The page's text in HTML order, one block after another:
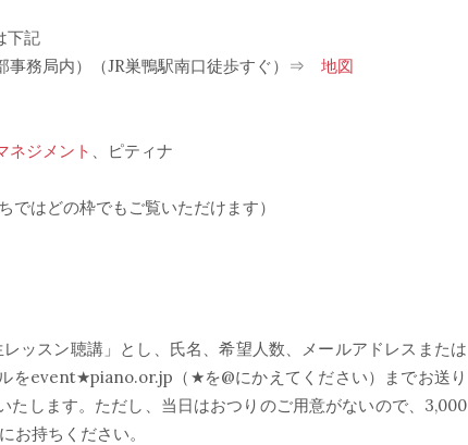
下記
事務局内）（JR巣鴨駅南口徒歩すぐ）⇒ 地図
ネジメント 、ピティナ
ではどの枠でもご覧いただけます）
ッスン聴講」とし、氏名、希望人数、メールアドレスまたは
をevent★piano.or.jp（★を@にかえてください）までお送り
たします。ただし、当日はおつりのご用意がないので、3,000
お持ちください。